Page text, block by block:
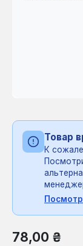
Товар
К
Обычная цена:
78,00 ₴